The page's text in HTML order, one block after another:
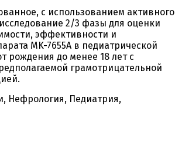
с использованием активного
2/3 фазы для оценки
эффективности и
MK-7655A в педиатрической
рождения до менее 18 лет с
грамотрицательной
Нефрология, Педиатрия,